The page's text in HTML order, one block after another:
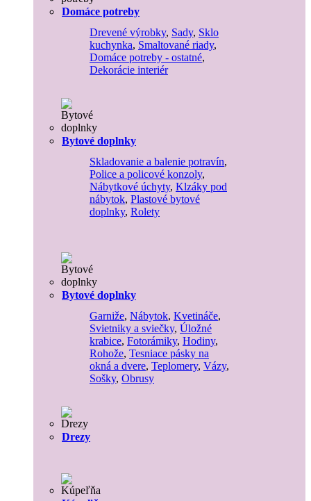
Domáce potreby
Drevené výrobky, Sady, Sklo
kuchynka, Smaltované riady,
Domáce potreby - ostatné,
Dekorácie interiér
Bytové doplnky
Skladovanie a balenie potravín,
Police a policové konzoly,
Nábytkové úchyty, Klzáky pod
nábytok, Plastové bytové
doplnky, Rolety
Bytové doplnky
Garniže, Nábytok, Kvetináče,
Svietniky a sviečky, Úložné
krabice, Fotorámiky, Hodiny,
Rohože, Tesniace pásky na
okná a dvere, Teplomery, Vázy,
Sošky, Obrusy
Drezy